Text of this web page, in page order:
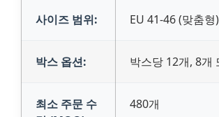
사이즈 범위: EU 41-46 (맞춤형)
박스 옵션: 박스당 12개, 8개
최소 주문 수
480개